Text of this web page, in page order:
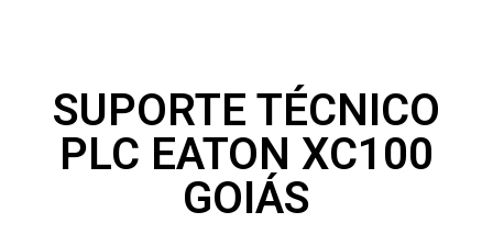
SUPORTE TÉCNICO
PLC EATON XC100
GOIÁS